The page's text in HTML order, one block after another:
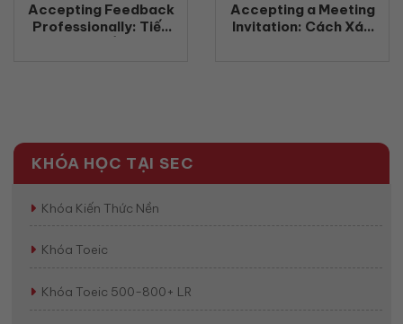
Accepting Feedback
Professionally: Tiếp
Accepting a Meeting
Invitation: Cách Xác
KHÓA HỌC TẠI SEC
Khóa Kiến Thức Nền
Khóa Toeic
Khóa Toeic 500-800+ LR